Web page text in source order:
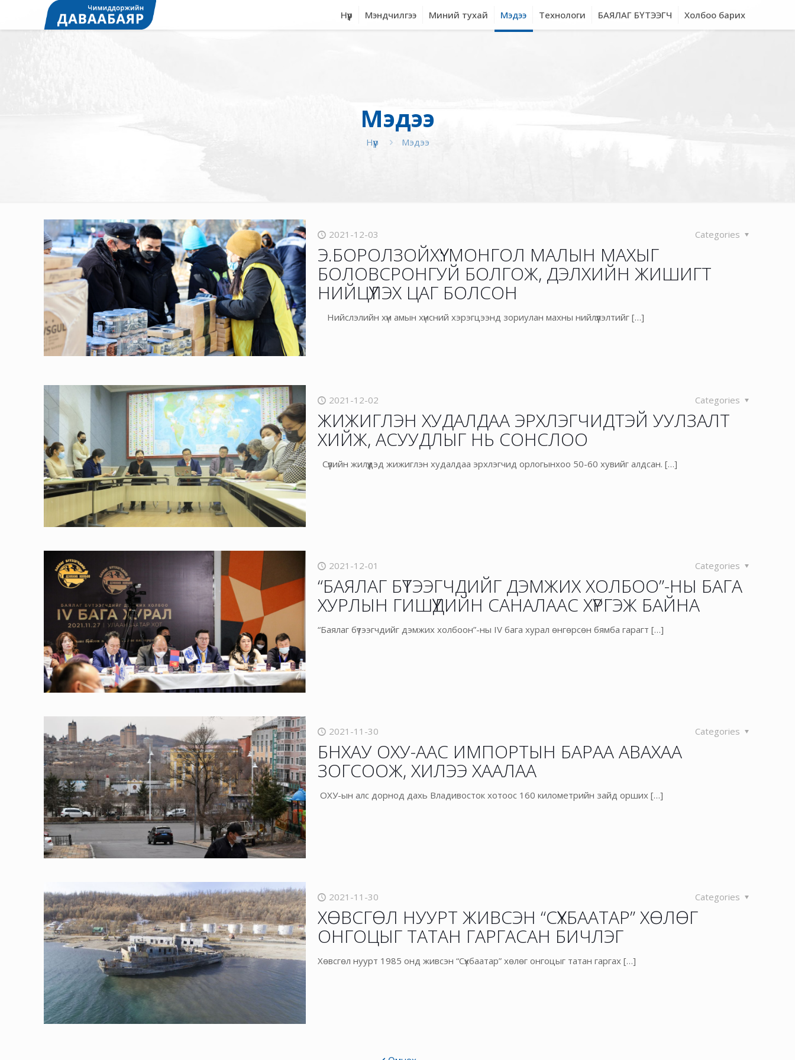
Нүүр Мэндчилгээ Миний тухай Мэдээ Технологи БАЯЛАГ БҮТЭЭГЧ Холбоо барих
Мэдээ
Нүүр Мэдээ
2021-12-03 Categories
Э.БОРОЛЗОЙХҮҮ: МОНГОЛ МАЛЫН МАХЫГ
БОЛОВСРОНГУЙ БОЛГОЖ, ДЭЛХИЙН ЖИШИГТ
НИЙЦҮҮЛЭХ ЦАГ БОЛСОН
Нийслэлийн хүн амын хүнсний хэрэгцээнд зориулан махны нийлүүлэлтийг[…]
2021-12-02 Categories
ЖИЖИГЛЭН ХУДАЛДАА ЭРХЛЭГЧИДТЭЙ УУЛЗАЛТ
ХИЙЖ, АСУУДЛЫГ НЬ СОНСЛОО
Сүүлийн жилүүдэд жижиглэн худалдаа эрхлэгчид орлогынхоо 50-60 хувийг алдсан. […]
2021-12-01 Categories
“БАЯЛАГ БҮТЭЭГЧДИЙГ ДЭМЖИХ ХОЛБОО”-НЫ БАГА
ХУРЛЫН ГИШҮҮДИЙН САНАЛААС ХҮРГЭЖ БАЙНА
“Баялаг бүтээгчдийг дэмжих холбоон”-ны IV бага хурал өнгөрсөн бямба гарагт […]
2021-11-30 Categories
БНХАУ ОХУ-ААС ИМПОРТЫН БАРАА АВАХАА
ЗОГСООЖ, ХИЛЭЭ ХААЛАА
ОХУ-ын алс дорнод дахь Владивосток хотоос 160 километрийн зайд орших[…]
2021-11-30 Categories
ХӨВСГӨЛ НУУРТ ЖИВСЭН “СҮХБААТАР” ХӨЛӨГ
ОНГОЦЫГ ТАТАН ГАРГАСАН БИЧЛЭГ
Хөвсгөл нуурт 1985 онд живсэн “Сүхбаатар” хөлөг онгоцыг татан гаргах[…]